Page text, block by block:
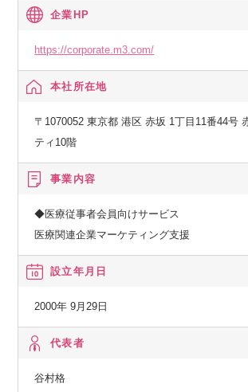
企業HP
https://corporate.m3.com/
本社所在地
〒1070052 東京都 港区 赤坂 1丁目11番44号
ティ10階
事業内容
◆医療従事者会員向けサービス
医療関連企業マーケティング支援
設立年月日
2000年 9月29日
代表者
谷村格